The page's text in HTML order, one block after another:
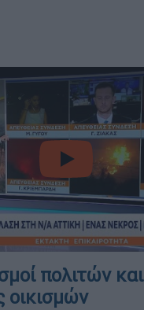
video
πολιτών και
οικισμών